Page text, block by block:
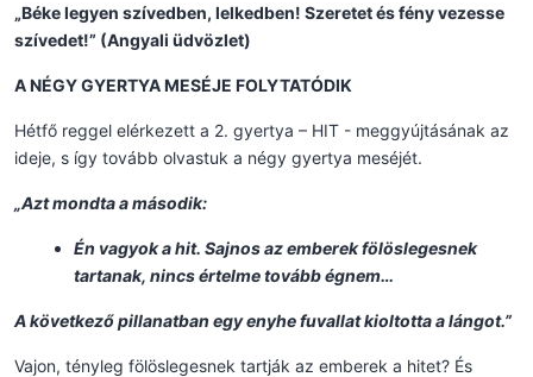
„Béke legyen szívedben, lelkedben! Szeretet és fény vezesse
szívedet!” (Angyali üdvözlet)
A NÉGY GYERTYA MESÉJE FOLYTATÓDIK
Hétfő reggel elérkezett a 2. gyertya – HIT - meggyújtásának az
ideje, s így tovább olvastuk a négy gyertya meséjét.
„Azt mondta a második:
Én vagyok a hit. Sajnos az emberek fölöslegesnek
tartanak, nincs értelme tovább égnem…
A következő pillanatban egy enyhe fuvallat kioltotta a lángot.”
Vajon, tényleg fölöslegesnek tartják az emberek a hitet? És